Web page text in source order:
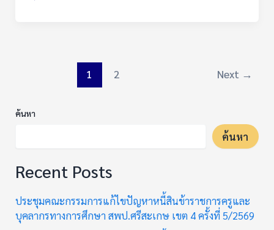
1 2 Next →
ค้นหา
ค้นหา
Recent Posts
ประชุมคณะกรรมการแก้ไขปัญหาหนี้สินข้าราชการครูและ
บุคลากรทางการศึกษา สพป.ศรีสะเกษ เขต 4 ครั้งที่ 5/2569